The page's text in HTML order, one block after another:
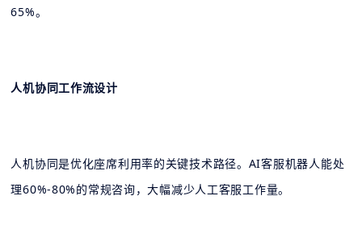
65%。
人机协同工作流设计
人机协同是优化座席利用率的关键技术路径。AI客服机器人能处
理60%-80%的常规咨询，大幅减少人工客服工作量。